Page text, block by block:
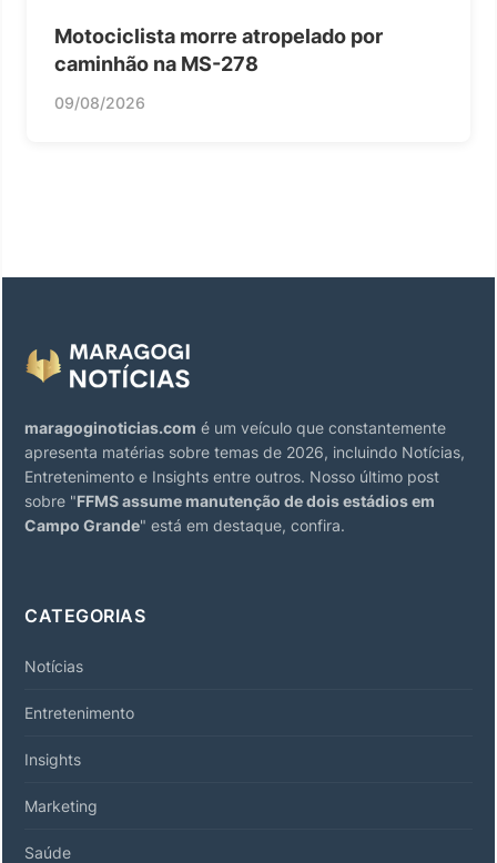
Motociclista morre atropelado por
caminhão na MS-278
09/08/2026
maragoginoticias.com é um veículo que constantemente
apresenta matérias sobre temas de 2026, incluindo Notícias,
Entretenimento e Insights entre outros. Nosso último post
sobre "FFMS assume manutenção de dois estádios em
Campo Grande" está em destaque, confira.
CATEGORIAS
Notícias
Entretenimento
Insights
Marketing
Saúde